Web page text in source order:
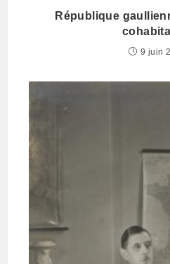
République
9 juin